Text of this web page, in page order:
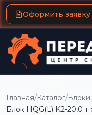
Оформить заявку
Главная/Каталог/
Блок HQG(L) K2-20,0